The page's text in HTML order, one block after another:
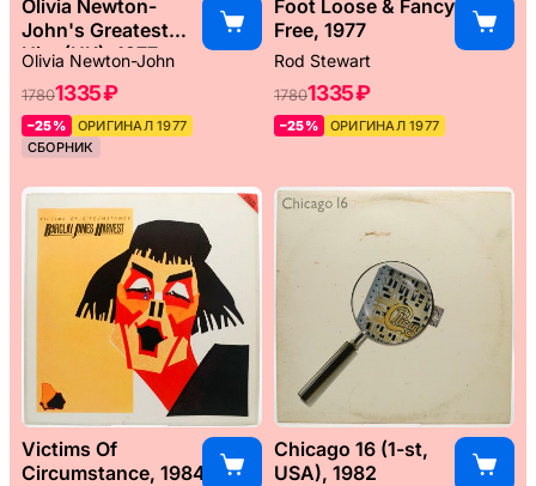
Olivia Newton-
John's Greatest
Hits (UK), 1977
Olivia Newton-John
17801335 ₽
–25%
ОРИГИНАЛ 1977
СБОРНИК
Foot Loose & Fancy
Free, 1977
Rod Stewart
17801335 ₽
–25% ОРИГИНАЛ 1977
Victims Of
Circumstance, 1984
Chicago 16 (1-st,
USA), 1982